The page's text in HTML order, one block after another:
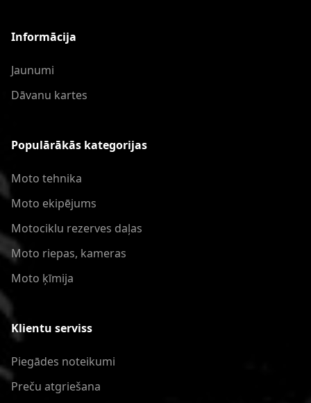
Informācija
Jaunumi
Dāvanu kartes
Populārākās kategorijas
Moto tehnika
Moto ekipējums
Motociklu rezerves daļas
Moto riepas, kameras
Moto ķīmija
Klientu serviss
Piegādes noteikumi
Preču atgriešana